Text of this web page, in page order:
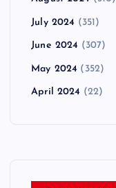
July 2024 (351)
June 2024 (307)
May 2024 (352)
April 2024 (22)